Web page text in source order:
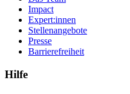
Impact
Expert:innen
Stellenangebote
Presse
Barrierefreiheit
Hilfe